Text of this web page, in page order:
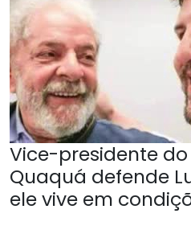
Vice-presidente do
Quaquá defende
ele vive em